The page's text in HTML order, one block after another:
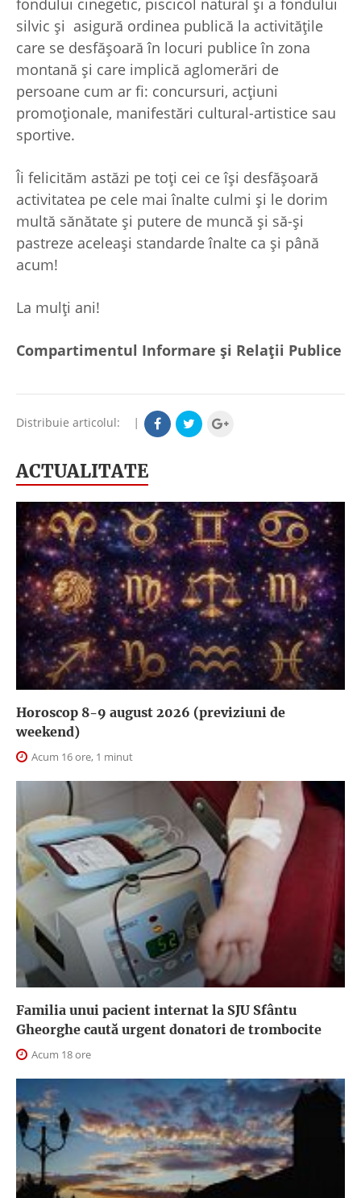
silvic şi asigură ordinea publică la activităţile
care se desfăşoară în locuri publice în zona
montană şi care implică aglomerări de
persoane cum ar fi: concursuri, acţiuni
promoţionale, manifestări cultural-artistice sau
sportive.
Îi felicităm astăzi pe toți cei ce își desfășoară
activitatea pe cele mai înalte culmi și le dorim
multă sănătate și putere de muncă și să-și
pastreze aceleași standarde înalte ca și până
acum!
La mulţi ani!
Compartimentul Informare şi Relaţii Publice
Distribuie articolul: |
ACTUALITATE
Horoscop 8-9 august 2026 (previziuni de
weekend)
Acum 16 ore, 1 minut
Familia unui pacient internat la SJU Sfântu
Gheorghe caută urgent donatori de trombocite
Acum 18 ore